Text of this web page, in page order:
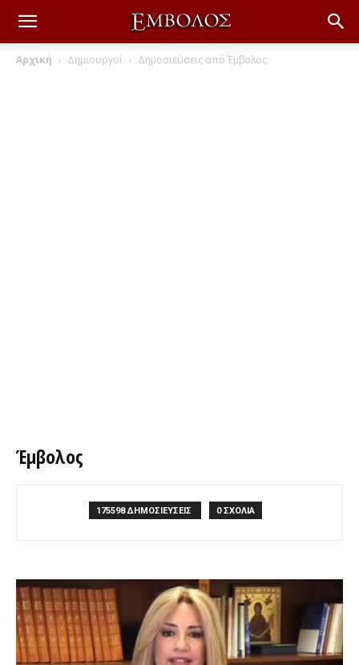
Αρχική Δημιουργοί Δημοσιεύσεις από Έμβολος
Έμβολος
175598 ΔΗΜΟΣΙΕΥΣΕΙΣ 0 ΣΧΟΛΙΑ